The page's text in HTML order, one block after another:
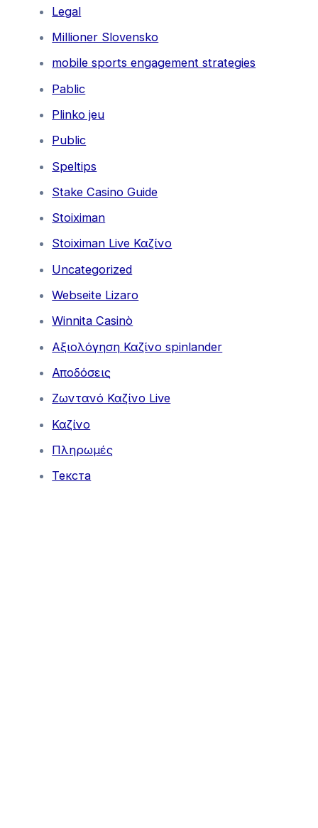
Legal
Millioner Slovensko
mobile sports engagement strategies
Pablic
Plinko jeu
Public
Speltips
Stake Casino Guide
Stoiximan
Stoiximan Live Καζίνο
Uncategorized
Webseite Lizaro
Winnita Casinò
Αξιολόγηση Καζίνο spinlander
Αποδόσεις
Ζωντανό Καζίνο Live
Καζίνο
Πληρωμές
Текста